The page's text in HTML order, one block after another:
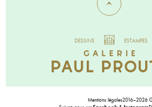
DESSINS ESTAMPES
Mentions légales2016–2026